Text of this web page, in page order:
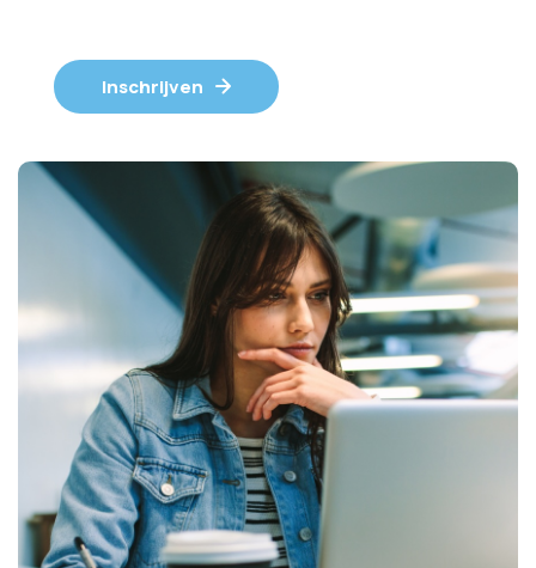
Inschrijven